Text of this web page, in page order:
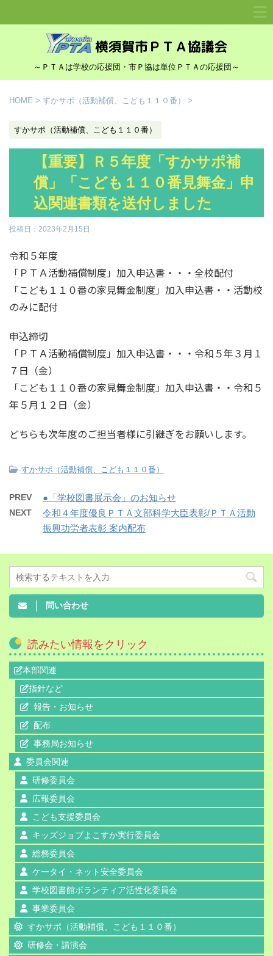
～ＰＴＡは学校の応援団・市Ｐ協は単位ＰＴＡの応援団～
HOME > すかサポ（活動補償、こども１１０番） >
すかサポ（活動補償、こども１１０番）
【重要】Ｒ５年度「すかサポ補
償」「こども１１０番見舞金」申
込関連書類を送付しました
投稿日： 2023年2月15日
令和５年度
「ＰＴＡ活動補償制度」加入申込書・・・全校配付
「こども１１０番の家見舞金制度」加入申込書・・活動校
のみに配付
申込締切
「ＰＴＡ活動補償制度」加入申込書・・・令和５年３月１
７日（金）
「こども１１０番の家見舞金制度」加入申込書・・令和５
年５月１２日（金）
どちらも次年度のご担当者様に引継ぎをお願いします。
-すかサポ（活動補償、こども１１０番）
PREV ●「学校図書展示会」のお知らせ
NEXT
令和４年度優良ＰＴＡ文部科学大臣表彰/ＰＴＡ活動
振興功労者表彰 案内配布
問い合わせ
読みたい情報をクリック
本部関連
指針など
報告・お知らせ
配布
事務局お知らせ
委員会関連
研修委員会
広報委員会
こども支援委員会
キッズジョブよこすか実行委員会
総務委員会
ケータイ・ネット安全委員会
学校図書館ボランティア活性化委員会
事業委員会
すかサポ（活動補償、こども１１０番）
研修会・講演会